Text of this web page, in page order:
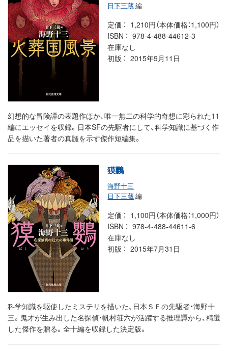
日下三蔵編
定価
1,210円（本体価格：1,100円）
ISBN
978-4-488-44612-3
在庫なし
初版
2015年9月11日
幻想的な冒険譚の表題作ほか、唯一無二の科学的奇想に彩られた11
編にエッセイを収録。日本SFの先駆者にして、科学知識に基づく作
品を描いた著者の真髄を示す傑作短編集。
獏鸚
海野十三
日下三蔵編
定価
1,100円（本体価格：1,000円）
ISBN
978-4-488-44611-6
在庫なし
初版
2015年7月31日
科学知識を駆使したミステリを描いた、日本ＳＦの先駆者・海野十
三。鬼才が生み出した名探偵・帆村荘六が活躍する推理譚から、精選
した傑作を贈る。全十編を収録した決定版。